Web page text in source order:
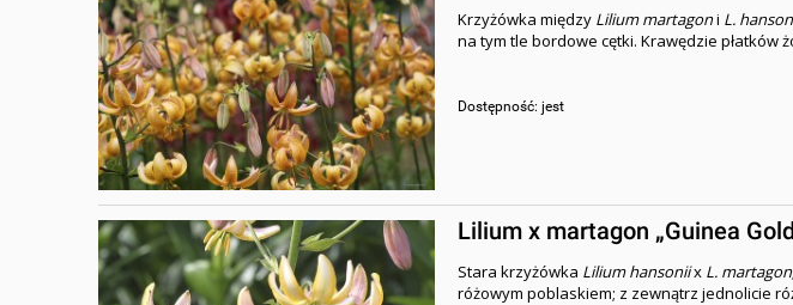
Krzyżówka między Lilium martagoni L.
na tym tle bordowe cętki. Krawędzie płatków
Dostępność: jest
Lilium x martagon „Guinea
Stara krzyżówka Lilium hansoniix L.
różowym poblaskiem; z zewnątrz jednolicie